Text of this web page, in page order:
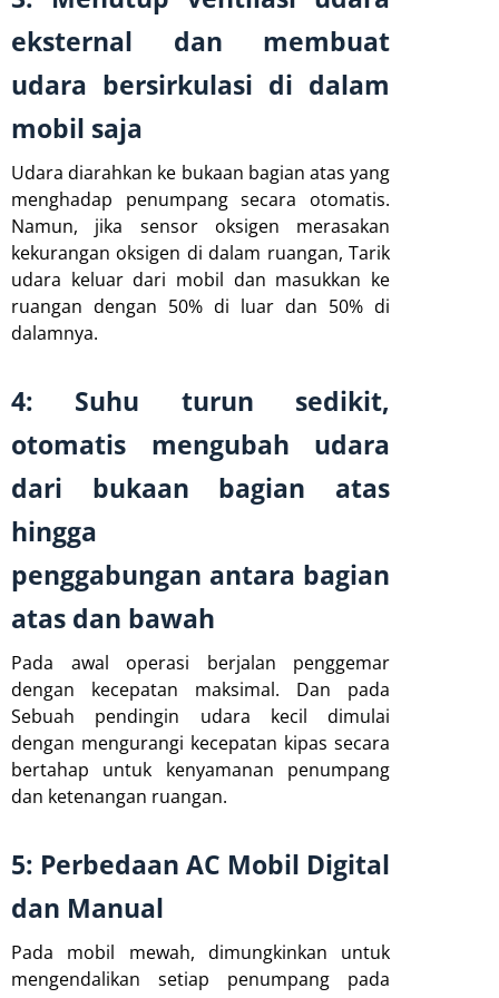
eksternal dan membuat
udara bersirkulasi di dalam
mobil saja
Udara diarahkan ke bukaan bagian atas yang
menghadap penumpang secara otomatis.
Namun, jika sensor oksigen merasakan
kekurangan oksigen di dalam ruangan, Tarik
udara keluar dari mobil dan masukkan ke
ruangan dengan 50% di luar dan 50% di
dalamnya.
4: Suhu turun sedikit,
otomatis mengubah udara
dari bukaan bagian atas
hingga
penggabungan antara bagian
atas dan bawah
Pada awal operasi berjalan penggemar
dengan kecepatan maksimal. Dan pada
Sebuah pendingin udara kecil dimulai
dengan mengurangi kecepatan kipas secara
bertahap untuk kenyamanan penumpang
dan ketenangan ruangan.
5: Perbedaan AC Mobil Digital
dan Manual
Pada mobil mewah, dimungkinkan untuk
mengendalikan setiap penumpang pada